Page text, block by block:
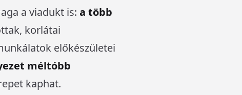
a viadukt is: a több
korlátai
előkészületei
méltóbb
kaphat.